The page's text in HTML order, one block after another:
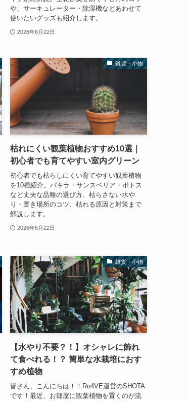
や、サーキュレーター・除湿機などあわせて
使いたいグッズも紹介します。
2026年6月22日
雑貨・小物
枯れにくい観葉植物おすすめ10選｜
初心者でも育てやすい室内グリーン
初心者でも枯らしにくい育てやすい観葉植物
を10種紹介。パキラ・サンスベリア・ポトス
など丈夫な品種の選び方、枯らさない水や
り・置き場所のコツ、枯れる原因と対策まで
解説します。
2026年5月22日
雑貨・小物
【水やり不要？！】オシャレに飾れ
て食べれる！？ 簡単な水栽培におす
すめ植物
皆さん、こんにちは！！Ro4VE運営のSHOTA
です！最近、お部屋に観葉植物を置くのが流